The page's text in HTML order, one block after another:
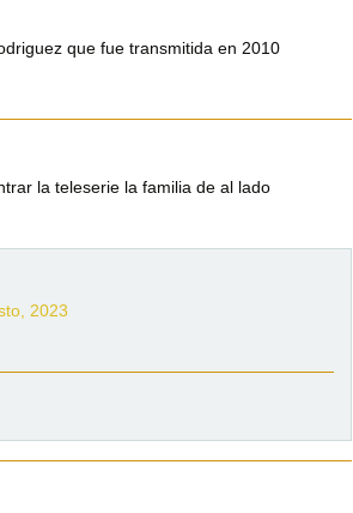
que fue transmitida en 2010
la teleserie la familia de al lado
2023